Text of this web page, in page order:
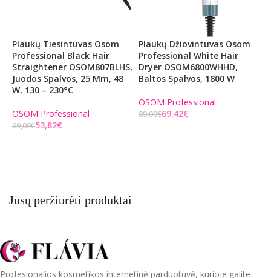
Plaukų Tiesintuvas Osom
Professional Black Hair
Straightener OSOM807BLHS,
Juodos Spalvos, 25 Mm, 48
W, 130 – 230°C
OSOM Professional
69,00€53,82€
Plaukų Džiovintuvas Osom
Professional White Hair
Dryer OSOM6800WHHD,
Baltos Spalvos, 1800 W
OSOM Professional
89,00€69,42€
Jūsų peržiūrėti produktai
Profesionalios kosmetikos internetinė parduotuvė, kurioje galite